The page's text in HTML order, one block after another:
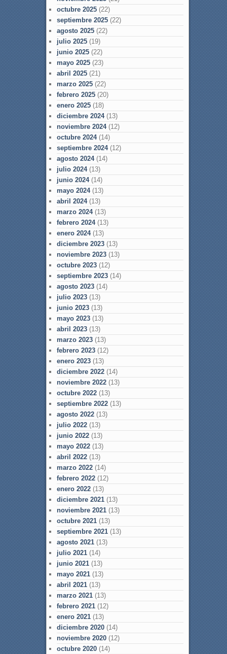
octubre 2025(22)
septiembre 2025(22)
agosto 2025(22)
julio 2025(19)
junio 2025(22)
mayo 2025(23)
abril 2025(21)
marzo 2025(22)
febrero 2025(20)
enero 2025(18)
diciembre 2024(13)
noviembre 2024(12)
octubre 2024(14)
septiembre 2024(12)
agosto 2024(14)
julio 2024(13)
junio 2024(14)
mayo 2024(13)
abril 2024(13)
marzo 2024(13)
febrero 2024(13)
enero 2024(13)
diciembre 2023(13)
noviembre 2023(13)
octubre 2023(12)
septiembre 2023(14)
agosto 2023(14)
julio 2023(13)
junio 2023(13)
mayo 2023(13)
abril 2023(13)
marzo 2023(13)
febrero 2023(12)
enero 2023(13)
diciembre 2022(14)
noviembre 2022(13)
octubre 2022(13)
septiembre 2022(13)
agosto 2022(13)
julio 2022(13)
junio 2022(13)
mayo 2022(13)
abril 2022(13)
marzo 2022(14)
febrero 2022(12)
enero 2022(13)
diciembre 2021(13)
noviembre 2021(13)
octubre 2021(13)
septiembre 2021(13)
agosto 2021(13)
julio 2021(14)
junio 2021(13)
mayo 2021(13)
abril 2021(13)
marzo 2021(13)
febrero 2021(12)
enero 2021(13)
diciembre 2020(14)
noviembre 2020(12)
octubre 2020(14)